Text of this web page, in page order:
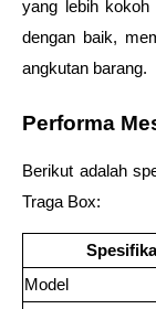
yang lebih kokoh
dengan baik,
angkutan barang.
Performa
Berikut adalah
Traga Box:
Model